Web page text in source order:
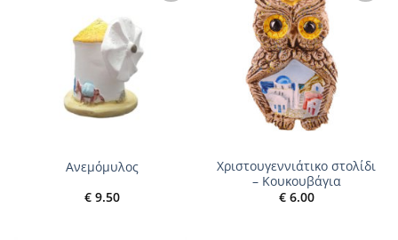
Ανεμόμυλος
€9.50
Χριστουγεννιάτικο στολίδι
– Κουκουβάγια
€6.00